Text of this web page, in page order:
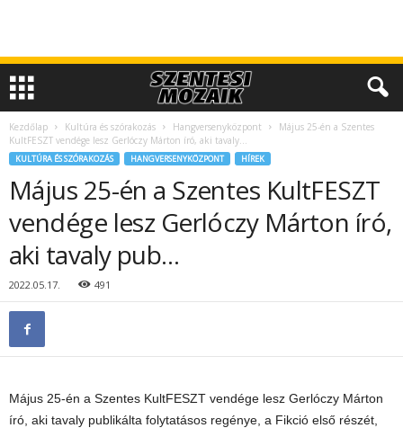
Kezdőlap Kultúra és szórakozás Hangversenyközpont
Május 25-én a Szentes
KultFESZT vendége lesz Gerlóczy Márton író, aki tavaly...
KULTÚRA ÉS SZÓRAKOZÁS HANGVERSENYKÖZPONT HÍREK
Május 25-én a Szentes KultFESZT
vendége lesz Gerlóczy Márton író,
aki tavaly pub…
2022.05.17. 491
Május 25-én a Szentes KultFESZT vendége lesz Gerlóczy Márton
író, aki tavaly publikálta folytatásos regénye, a Fikció első részét,